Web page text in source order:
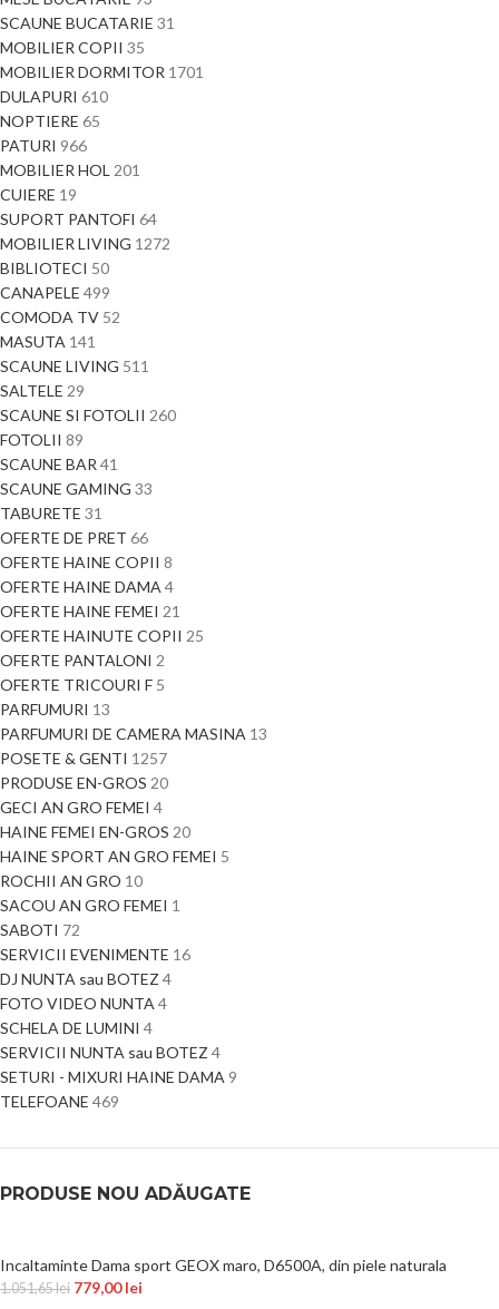
SCAUNE BUCATARIE 31
MOBILIER COPII 35
MOBILIER DORMITOR 1701
DULAPURI 610
NOPTIERE 65
PATURI 966
MOBILIER HOL 201
CUIERE 19
SUPORT PANTOFI 64
MOBILIER LIVING 1272
BIBLIOTECI 50
CANAPELE 499
COMODA TV 52
MASUTA 141
SCAUNE LIVING 511
SALTELE 29
SCAUNE SI FOTOLII 260
FOTOLII 89
SCAUNE BAR 41
SCAUNE GAMING 33
TABURETE 31
OFERTE DE PRET 66
OFERTE HAINE COPII 8
OFERTE HAINE DAMA 4
OFERTE HAINE FEMEI 21
OFERTE HAINUTE COPII 25
OFERTE PANTALONI 2
OFERTE TRICOURI F 5
PARFUMURI 13
PARFUMURI DE CAMERA MASINA 13
POSETE & GENTI 1257
PRODUSE EN-GROS 20
GECI AN GRO FEMEI 4
HAINE FEMEI EN-GROS 20
HAINE SPORT AN GRO FEMEI 5
ROCHII AN GRO 10
SACOU AN GRO FEMEI 1
SABOTI 72
SERVICII EVENIMENTE 16
DJ NUNTA sau BOTEZ 4
FOTO VIDEO NUNTA 4
SCHELA DE LUMINI 4
SERVICII NUNTA sau BOTEZ 4
SETURI - MIXURI HAINE DAMA 9
TELEFOANE 469
PRODUSE NOU ADĂUGATE
Incaltaminte Dama sport GEOX maro, D6500A, din piele naturala
1.051,65lei 779,00lei